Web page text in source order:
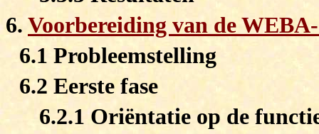
6. Voorbereiding van de
6.1 Probleemstelling
6.2 Eerste fase
6.2.1 Oriëntatie op de